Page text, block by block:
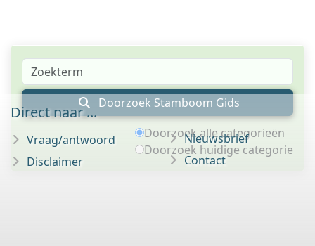
Doorzoek Stamboom Gids
Doorzoek alle categorieën
Doorzoek huidige categorie
Direct naar ...
Vraag/antwoord
Disclaimer
Nieuwsbrief
Contact